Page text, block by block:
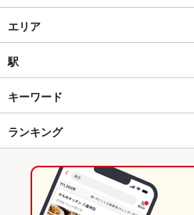
居酒屋
和風
岐阜駅周辺・柳ヶ瀬・市役所 × 居酒屋
岐阜駅周辺・柳ヶ瀬・市役所 × 和風
岐阜駅 × 居酒屋
岐阜駅 × 和風
エリア
岐阜駅
岐阜駅 × 居酒屋
岐阜駅 × 和風
岐阜駅 × 和食
岐阜駅 × しゃぶしゃぶ・すき焼き
駅
岐阜駅
田神駅
名鉄岐阜駅
キーワード
卵焼き お茶漬け
牛タンしゃぶしゃぶ
ランキング
岐阜のグルメランキング
岐阜の居酒屋ランキング